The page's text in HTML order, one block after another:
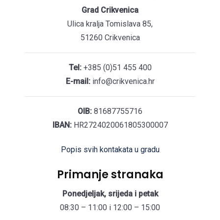
Grad Crikvenica
Ulica kralja Tomislava 85,
51260 Crikvenica
Tel:+385 (0)51 455 400
E-mail:info@crikvenica.hr
OIB: 81687755716
IBAN:HR2724020061805300007
Popis svih kontakata u gradu
Primanje stranaka
Ponedjeljak, srijeda i petak
08:30 – 11:00 i 12:00 – 15:00